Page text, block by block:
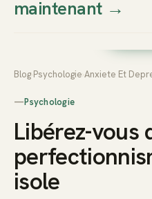
Thierry
maintenant→
Blog Psychologie Anxiete Et
—Psychologie
Libérez-vous
isole